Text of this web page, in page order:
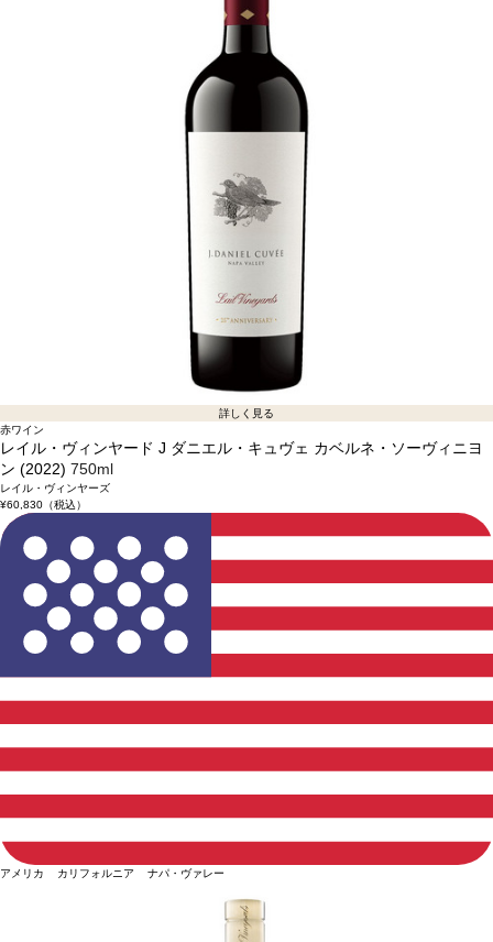
詳しく見る
赤ワイン
レイル・ヴィンヤード J ダニエル・キュヴェ カベルネ・ソーヴィニヨ
ン (2022) 750ml
レイル・ヴィンヤーズ
¥60,830（税込）
アメリカ カリフォルニア ナパ・ヴァレー